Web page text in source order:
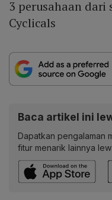
3 perusahaan dari
Cyclicals
Baca artikel ini
Dapatkan pengalaman
fitur menarik lainnya